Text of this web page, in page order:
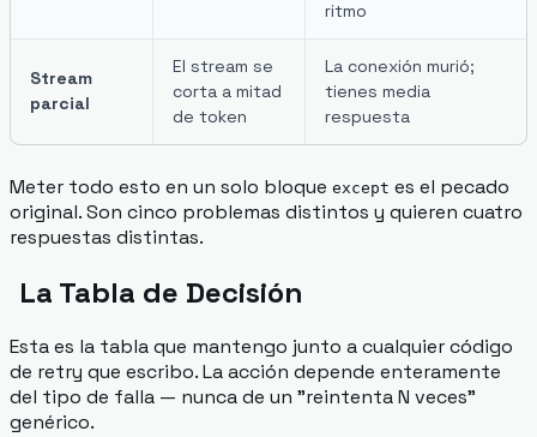
ritmo
Stream
parcial
El stream se
corta a mitad
de token
La conexión murió;
tienes media
respuesta
Meter todo esto en un solo bloque except es el pecado
original. Son cinco problemas distintos y quieren cuatro
respuestas distintas.
La Tabla de Decisión
Esta es la tabla que mantengo junto a cualquier código
de retry que escribo. La acción depende enteramente
del tipo de falla — nunca de un "reintenta N veces"
genérico.